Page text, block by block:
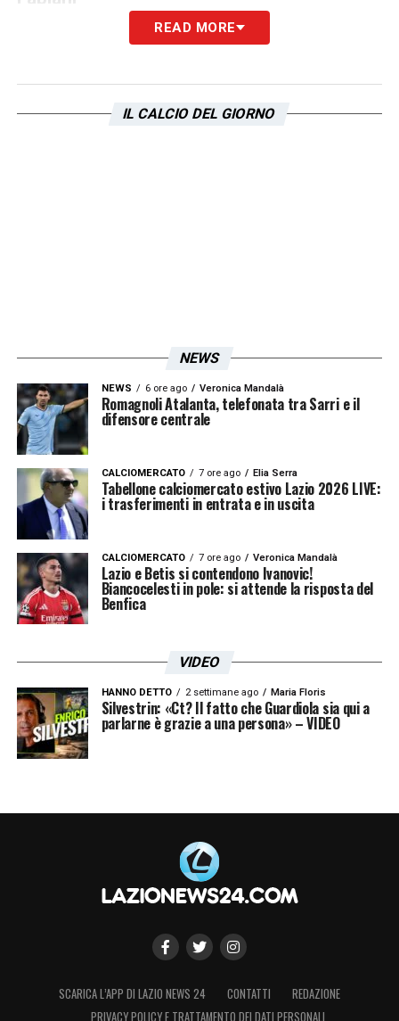
Juve fa almeno un gol) è a quota 8.00su
SNAI.
La stessa giocata è quotata 1.02 suGoldbet
eLottomatica
LA PLAYLIST DELLE NOSTRE TOP NEWS
READ MORE
IL CALCIO DEL GIORNO
NEWS
NEWS 6 ore ago Veronica Mandalà
Romagnoli Atalanta, telefonata tra Sarri e il
difensore centrale
CALCIOMERCATO 7 ore ago Elia Serra
Tabellone calciomercato estivo Lazio 2026 LIVE:
i trasferimenti in entrata e in uscita
CALCIOMERCATO 7 ore ago Veronica Mandalà
Lazio e Betis si contendono Ivanovic!
Biancocelesti in pole: si attende la risposta del
Benfica
VIDEO
HANNO DETTO 2 settimane ago Maria Floris
Silvestrin: «Ct? Il fatto che Guardiola sia qui a
parlarne è grazie a una persona» – VIDEO
SCARICA L’APP DI LAZIO NEWS 24 CONTATTI
REDAZIONE
PRIVACY POLICY E TRATTAMENTO DEI DATI PERSONALI